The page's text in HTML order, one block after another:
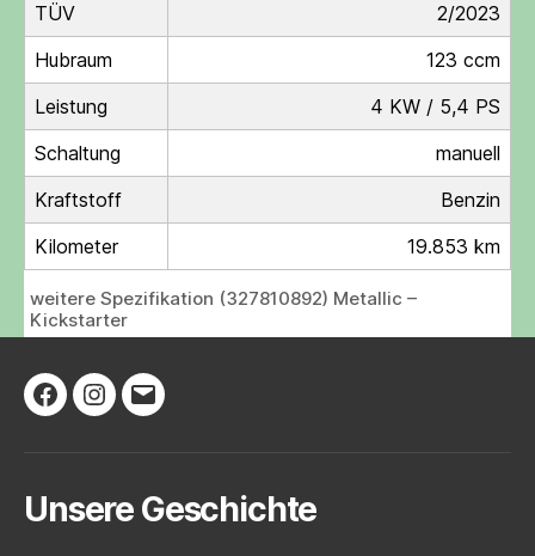
TÜV
2/2023
Hubraum
123 ccm
Leistung
4 KW / 5,4 PS
Schaltung
manuell
Kraftstoff
Benzin
Kilometer
19.853 km
weitere Spezifikation (327810892) Metallic –
Kickstarter
Facebook
Instagram
E-
Unsere Geschichte